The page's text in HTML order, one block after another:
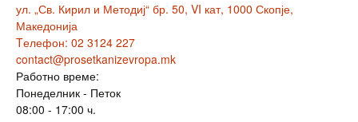
ул. „Св. Кирил и Методиј“ бр. 50, VI кат, 1000 Скопје,
Македонија
Tелефон: 02 3124 227
contact@prosetkanizevropa.mk
Работно време:
Понеделник - Петок
08:00 - 17:00 ч.